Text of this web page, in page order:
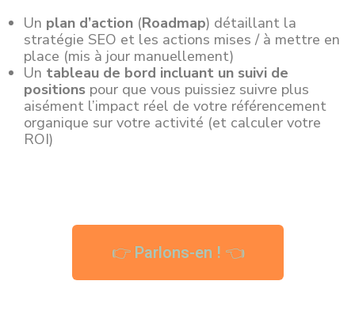
Un plan d’action (Roadmap) détaillant la
stratégie SEO et les actions mises / à mettre en
place (mis à jour manuellement)
Un tableau de bord incluant un suivi de
positions pour que vous puissiez suivre plus
aisément l’impact réel de votre référencement
organique sur votre activité (et calculer votre
ROI)
👉 Parlons-en ! 👈